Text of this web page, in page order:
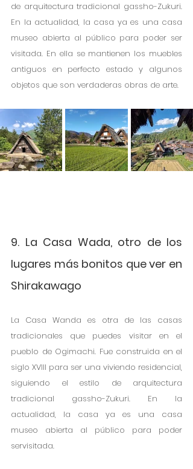
de arquitectura tradicional gassho-Zukuri.
En la actualidad, la casa ya es una casa
museo abierta al público para poder ser
visitada. En ella se mantienen los muebles
antiguos en perfecto estado y algunos
objetos que son verdaderas obras de arte.
9. La Casa Wada, otro de los
lugares más bonitos que ver en
Shirakawago
La Casa Wanda es otra de las casas
tradicionales que puedes visitar en el
pueblo de Ogimachi. Fue construida en el
siglo XVIII para ser una viviendo residencial,
siguiendo el estilo de arquitectura
tradicional gassho-Zukuri. En la
actualidad, la casa ya es una casa
museo abierta al público para poder
servisitada.